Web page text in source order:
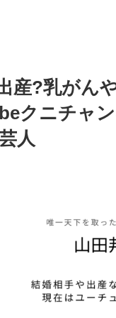
産?乳がん
クニチャ
人